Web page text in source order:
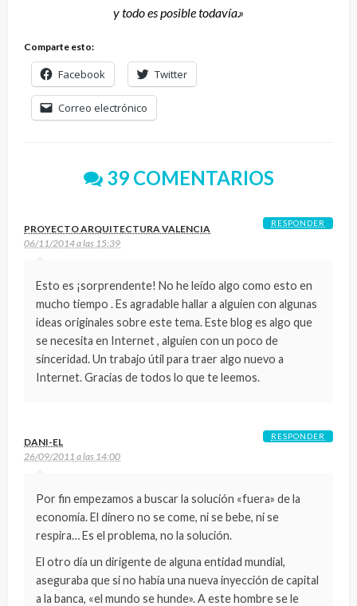
y todo es posible todavía.»
Comparte esto:
Facebook Twitter
Correo electrónico
39 COMENTARIOS
PROYECTO ARQUITECTURA VALENCIA
06/11/2014 a las 15:39
Esto es ¡sorprendente! No he leído algo como esto en
mucho tiempo . Es agradable hallar a alguien con algunas
ideas originales sobre este tema. Este blog es algo que
se necesita en Internet , alguien con un poco de
sinceridad. Un trabajo útil para traer algo nuevo a
Internet. Gracias de todos lo que te leemos.
RESPONDER
DANI-EL
26/09/2011 a las 14:00
Por fin empezamos a buscar la solución «fuera» de la
economía. El dinero no se come, ni se bebe, ni se
respira… Es el problema, no la solución.
El otro día un dirigente de alguna entidad mundial,
aseguraba que si no había una nueva inyección de capital
a la banca, «el mundo se hunde». A este hombre se le
RESPONDER